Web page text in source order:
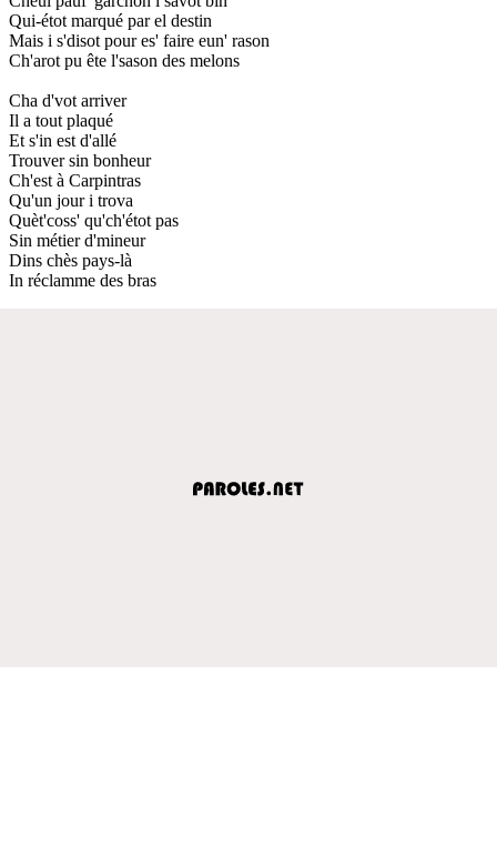
Qui-étot marqué par el destin
Mais i s'disot pour es' faire eun' rason
Ch'arot pu ête l'sason des melons
Cha d'vot arriver
Il a tout plaqué
Et s'in est d'allé
Trouver sin bonheur
Ch'est à Carpintras
Qu'un jour i trova
Quèt'coss' qu'ch'étot pas
Sin métier d'mineur
Dins chès pays-là
In réclamme des bras